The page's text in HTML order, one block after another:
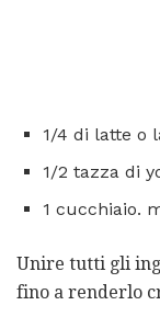
1/4 di latte o
1/2 tazza di
1 cucchiaio.
Unire tutti gli
fino a renderlo